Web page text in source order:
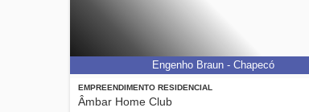
EMPREENDIMENTO RESIDENCIAL
Âmbar Home Club
Engenho Braun - Chapecó